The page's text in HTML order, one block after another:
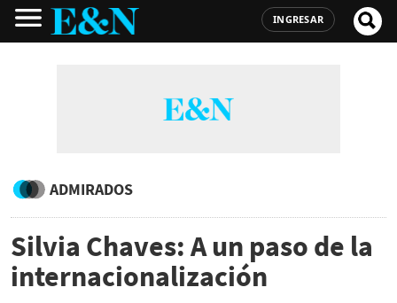
INGRESAR
ADMIRADOS
Silvia Chaves: A un paso de la
internacionalización